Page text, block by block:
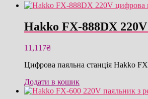
Hakko FX-888DX
11,117₴
Цифрова паяльна станція Hakko
Додати в кошик